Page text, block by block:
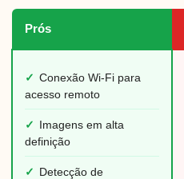
Prós
✓ Conexão Wi-Fi para
acesso remoto
✓
Imagens em alta
definição
✓
Detecção de